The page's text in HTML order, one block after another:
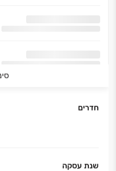
חדרים
שנת עסקה